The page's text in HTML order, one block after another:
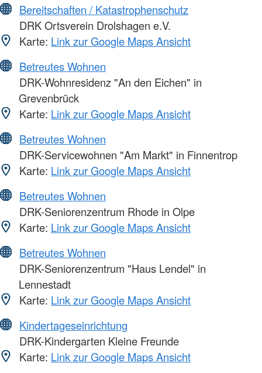
Bereitschaften / Katastrophenschutz
DRK Ortsverein Drolshagen e.V.
Karte: Link zur Google Maps Ansicht
Betreutes Wohnen
DRK-Wohnresidenz "An den Eichen" in
Grevenbrück
Karte: Link zur Google Maps Ansicht
Betreutes Wohnen
DRK-Servicewohnen "Am Markt" in Finnentrop
Karte: Link zur Google Maps Ansicht
Betreutes Wohnen
DRK-Seniorenzentrum Rhode in Olpe
Karte: Link zur Google Maps Ansicht
Betreutes Wohnen
DRK-Seniorenzentrum "Haus Lendel" in
Lennestadt
Karte: Link zur Google Maps Ansicht
Kindertageseinrichtung
DRK-Kindergarten Kleine Freunde
Karte: Link zur Google Maps Ansicht